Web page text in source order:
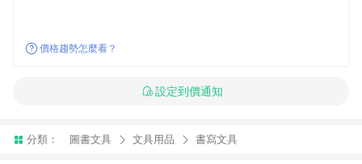
價格趨勢怎麼看？
設定到價通知
分類： 圖書文具 文具用品 書寫文具